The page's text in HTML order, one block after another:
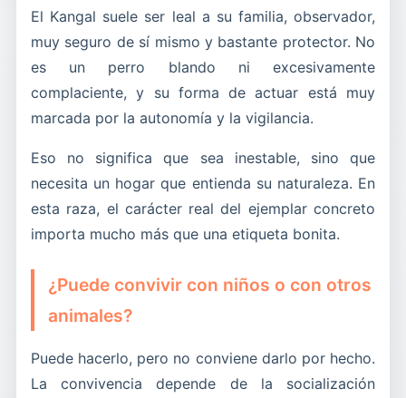
El Kangal suele ser leal a su familia, observador,
muy seguro de sí mismo y bastante protector. No
es un perro blando ni excesivamente
complaciente, y su forma de actuar está muy
marcada por la autonomía y la vigilancia.
Eso no significa que sea inestable, sino que
necesita un hogar que entienda su naturaleza. En
esta raza, el carácter real del ejemplar concreto
importa mucho más que una etiqueta bonita.
¿Puede convivir con niños o con otros
animales?
Puede hacerlo, pero no conviene darlo por hecho.
La convivencia depende de la socialización